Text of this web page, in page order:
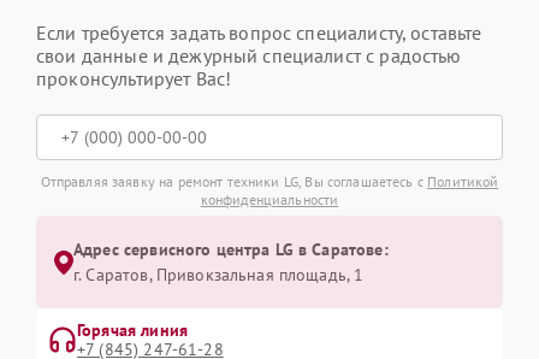
Если требуется задать вопрос специалисту, оставьте
свои данные и дежурный специалист с радостью
проконсультирует Вас!
Отправляя заявку на ремонт техники LG, Вы соглашаетесь с Политикой
конфиденциальности
Адрес сервисного центра LG в Саратове:
г. Саратов, Привокзальная площадь, 1
Горячая линия
+7 (845) 247-61-28